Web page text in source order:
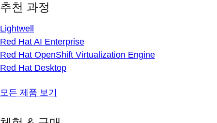
추천 과정
Lightwell
Red Hat AI Enterprise
Red Hat OpenShift Virtualization Engine
Red Hat Desktop
모든 제품 보기